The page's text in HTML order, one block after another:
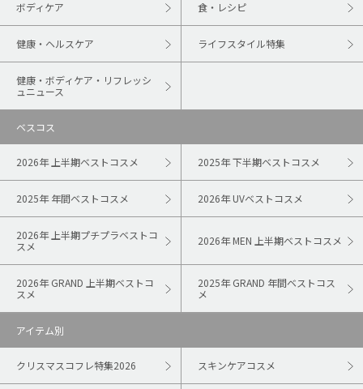
ボディケア 食・レシピ
健康・ヘルスケア ライフスタイル特集
健康・ボディケア・リフレッシ
ュニュース
ベスコス
2026年 上半期ベストコスメ 2025年 下半期ベストコスメ
2025年 年間ベストコスメ 2026年 UVベストコスメ
2026年 上半期プチプラベストコ
スメ
2026年 MEN 上半期ベストコスメ
2026年 GRAND 上半期ベストコ
スメ
2025年 GRAND 年間ベストコス
メ
アイテム別
クリスマスコフレ特集2026 スキンケアコスメ